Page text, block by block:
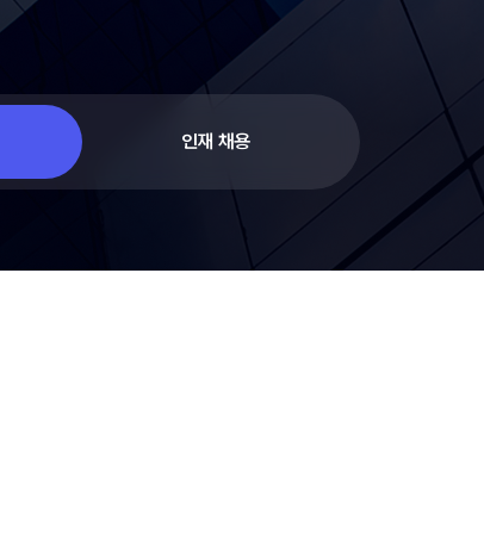
인재 채용